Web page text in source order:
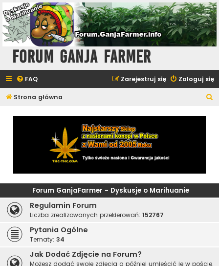
Forum Ganja Farmer
FAQ Zaloguj się
Zarejestruj się
Strona główna
Forum GanjaFarmer - Dyskusje o Marihuanie
Regulamin Forum
Liczba zrealizowanych przekierowań: 152767
Pytania Ogólne
Tematy: 34
Jak Dodać Zdjęcie na Forum?
Możesz dodać swoje zdjęcia a później umieścić je w poście.